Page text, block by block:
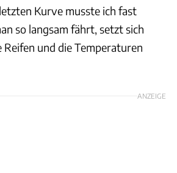
Kurve musste ich fast
so langsam fährt, setzt sich
und die Temperaturen
ANZEIGE